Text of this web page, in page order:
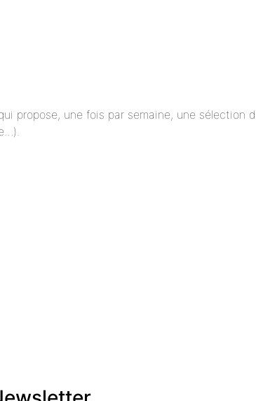
propose, une fois par semaine, une sélection